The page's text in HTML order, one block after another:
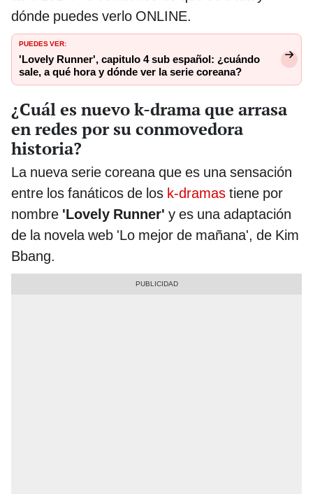
dónde puedes verlo ONLINE.
PUEDES VER:
'Lovely Runner', capitulo 4 sub español: ¿cuándo
sale, a qué hora y dónde ver la serie coreana?
¿Cuál es nuevo k-drama que arrasa
en redes por su conmovedora
historia?
La nueva serie coreana que es una sensación
entre los fanáticos de los k-dramas tiene por
nombre 'Lovely Runner' y es una adaptación
de la novela web 'Lo mejor de mañana', de Kim
Bbang.